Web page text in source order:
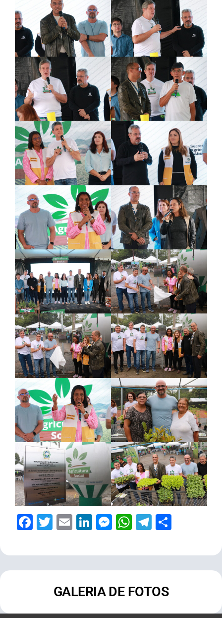
Facebook
Twitter
EmailLinkedIn
Messenger
WhatsApp
Telegram
GALERIA DE FOTOS